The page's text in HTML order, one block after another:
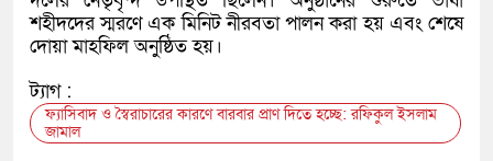
শহীদদের স্মরণে এক মিনিট নীরবতা পালন করা হয় এবং শেষে
দোয়া মাহফিল অনুষ্ঠিত হয়।
ট্যাগ :
ফ্যাসিবাদ ও স্বৈরাচারের কারণে বারবার প্রাণ দিতে হচ্ছে: রফিকুল ইসলাম
জামাল